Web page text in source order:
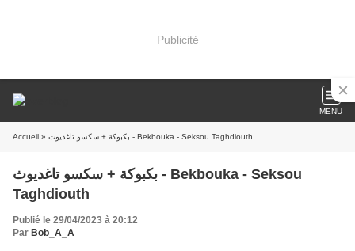
Publicité
MENU
Accueil » بكبوكة + سكسو تاغديوث - Bekbouka - Seksou Taghdiouth
بكبوكة + سكسو تاغديوث - Bekbouka - Seksou
Taghdiouth
Publié le 29/04/2023 à 20:12
Par Bob_A_A